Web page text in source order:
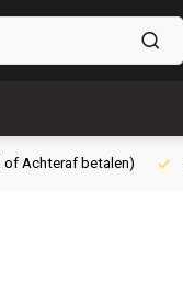
of Achteraf betalen)